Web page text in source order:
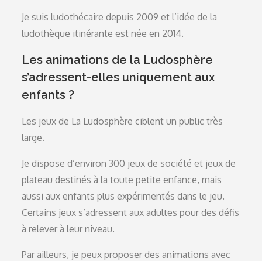
Je suis ludothécaire depuis 2009 et l’idée de la
ludothèque itinérante est née en 2014.
Les animations de la Ludosphère
s’adressent-elles uniquement aux
enfants ?
Les jeux de La Ludosphère ciblent un public très
large.
Je dispose d’environ 300 jeux de société et jeux de
plateau destinés à la toute petite enfance, mais
aussi aux enfants plus expérimentés dans le jeu.
Certains jeux s’adressent aux adultes pour des défis
à relever à leur niveau.
Par ailleurs, je peux proposer des animations avec